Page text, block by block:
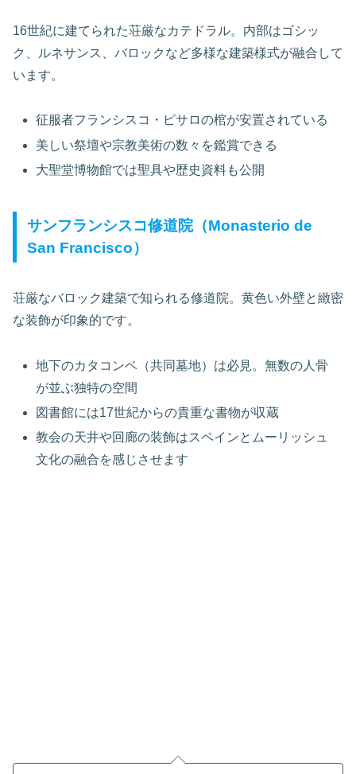
16世紀に建てられた荘厳なカテドラル。内部はゴシッ
ク、ルネサンス、バロックなど多様な建築様式が融合して
います。
征服者フランシスコ・ピサロの棺が安置されている
美しい祭壇や宗教美術の数々を鑑賞できる
大聖堂博物館では聖具や歴史資料も公開
サンフランシスコ修道院（Monasterio de
San Francisco）
荘厳なバロック建築で知られる修道院。黄色い外壁と緻密
な装飾が印象的です。
地下のカタコンベ（共同墓地）は必見。無数の人骨
が並ぶ独特の空間
図書館には17世紀からの貴重な書物が収蔵
教会の天井や回廊の装飾はスペインとムーリッシュ
文化の融合を感じさせます